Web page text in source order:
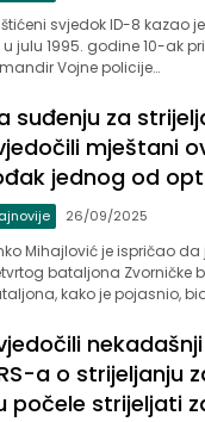
svjedok ID-8 kazao
u julu 1995. godine 10-ak
Vojne policije…
suđenju za
mještani
jednog od
26/09/2025
Mihajlović je ispričao
bataljona Zvorničke
kako je pojasnio,
a o strijeljanju
počele strijeljati